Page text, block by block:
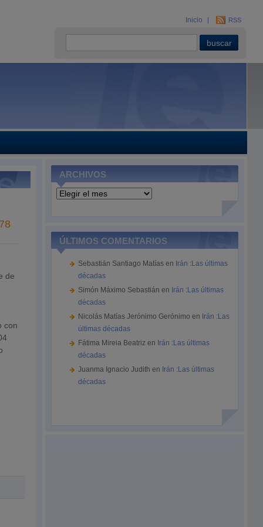
Inicio RSS
de
con
ARCHIVOS
Archivos
ÚLTIMOS COMENTARIOS
Sebastián Santiago Matías en Irán :Las últimas
décadas
Simón Máximo Sebastián en Irán :Las últimas
décadas
Nicolás Matías Jerónimo Gerónimo en Irán :Las
últimas décadas
Fátima Mireia Beatriz en Irán :Las últimas
décadas
Juanma Ignacio Judith en Irán :Las últimas
décadas